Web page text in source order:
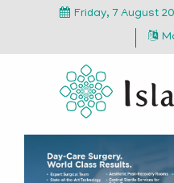
Friday, 7 August